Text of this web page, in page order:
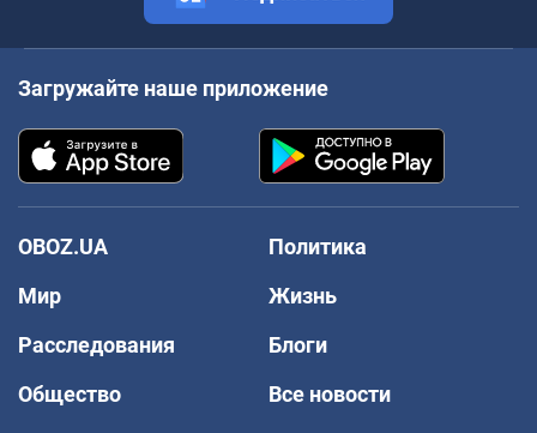
Загружайте наше приложение
OBOZ.UA
Политика
Мир
Жизнь
Расследования
Блоги
Общество
Все новости